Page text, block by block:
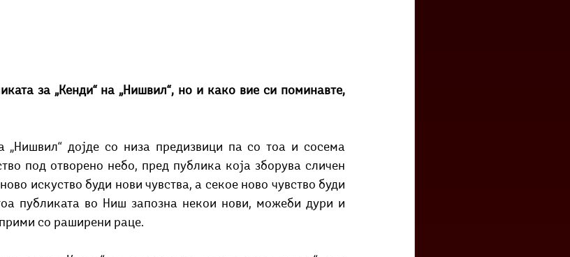
за „Кенди“ на „Нишвил“, но и како вие си поминавте,
„Нишвил“ дојде со низа предизвици па со тоа и сосема
под отворено небо, пред публика која зборува сличен
искуство буди нови чувства, а секое ново чувство буди
публиката во Ниш запозна некои нови, можеби дури и
со раширени раце.